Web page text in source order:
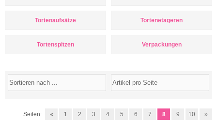
Tortenaufsätze Tortenetageren
Tortenspitzen Verpackungen
Seiten: « 1 2 3 4 5 6 7 8 9 10 »